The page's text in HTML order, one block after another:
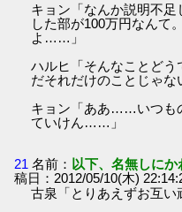
キョン「なんか説明不
した部が100万円なんて
よ……」
ハルヒ「そんなことどう
だそれだけのことじゃな
キョン「ああ……いつも
ていけん……」
21 名前： 以下、名無しに
稿日：2012/05/10(木)
古泉「とりあえずお互い